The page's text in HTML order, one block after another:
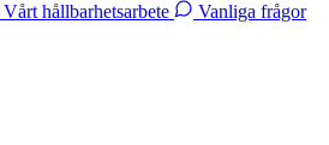
Vårt hållbarhetsarbete
Vanliga frågor